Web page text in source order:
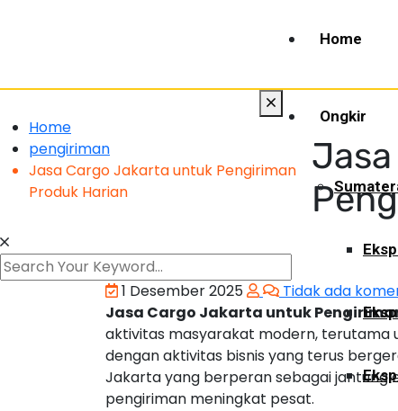
Home
Ongkir
Home
pengiriman
Jasa Cargo Jakarta untuk Pengiriman
Produk Harian
1 Desember 2025
Tidak ada
Jasa Cargo Jakarta untuk
aktivitas masyarakat modern, terutama
dengan aktivitas bisnis yang terus
Jakarta yang berperan sebagai jantung
pengiriman meningkat pesat.